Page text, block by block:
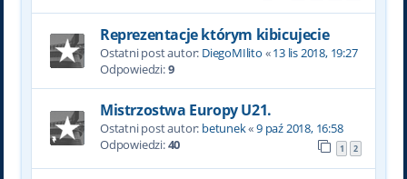
Reprezentacje którym kibicujecie
Ostatni post autor: DiegoMIlito «13 lis 2018, 19:27
Odpowiedzi:9
Mistrzostwa Europy U21.
Ostatni post autor: betunek«9 paź 2018, 16:58
Odpowiedzi:40 1 2